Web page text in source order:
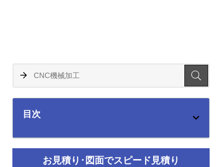
目次
お見積り･図面でスピード見積り